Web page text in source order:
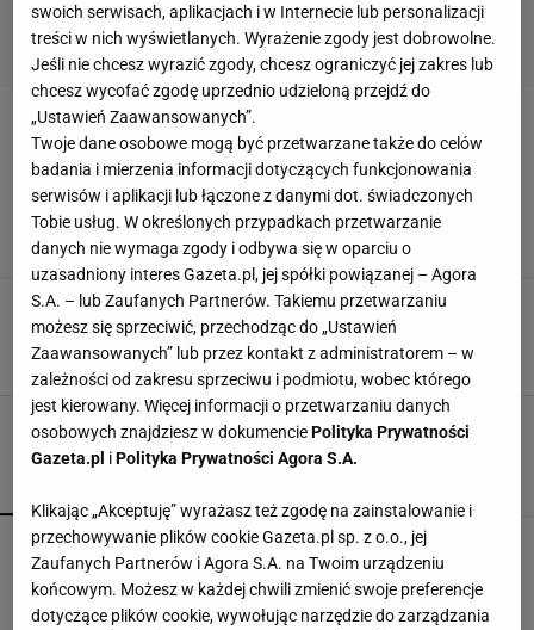
SUPERMARKETY
Dino otwiera coraz więcej sklepów. Dawno
przegoniło Lidla. Tutaj powstaną nowe markety
DYSKONTY NEWS
Od 1 stycznia ważne zmiany w sklepach. Mogą
ucieszyć klientów i ułatwić zakupy
NEWS OWOCE I WARZYWA SKLEPY
Herbatniki, kremowa masa i polewa. Wygląda
jak mały domek
swoich serwisach, aplikacjach i w Internecie lub personalizacji
treści w nich wyświetlanych. Wyrażenie zgody jest dobrowolne.
Jeśli nie chcesz wyrazić zgody, chcesz ograniczyć jej zakres lub
chcesz wycofać zgodę uprzednio udzieloną przejdź do
„Ustawień Zaawansowanych”.
Twoje dane osobowe mogą być przetwarzane także do celów
badania i mierzenia informacji dotyczących funkcjonowania
serwisów i aplikacji lub łączone z danymi dot. świadczonych
Tobie usług. W określonych przypadkach przetwarzanie
danych nie wymaga zgody i odbywa się w oparciu o
uzasadniony interes Gazeta.pl, jej spółki powiązanej – Agora
S.A. – lub Zaufanych Partnerów. Takiemu przetwarzaniu
możesz się sprzeciwić, przechodząc do „Ustawień
Zaawansowanych” lub przez kontakt z administratorem – w
zależności od zakresu sprzeciwu i podmiotu, wobec którego
jest kierowany. Więcej informacji o przetwarzaniu danych
osobowych znajdziesz w dokumenciePolityka Prywatności
Gazeta.pl iPolityka Prywatności Agora S.A.
Klikając „Akceptuję” wyrażasz też zgodę na zainstalowanie i
przechowywanie plików cookie Gazeta.pl sp. z o.o., jej
Zaufanych Partnerów i Agora S.A. na Twoim urządzeniu
końcowym. Możesz w każdej chwili zmienić swoje preferencje
dotyczące plików cookie, wywołując narzędzie do zarządzania